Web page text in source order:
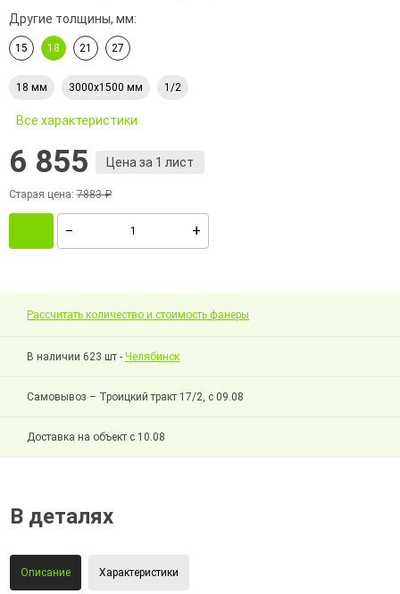
Другие толщины, мм:
15 18 21 27
18 мм 3000х1500 мм 1/2
Все характеристики
6 855 Цена за 1 лист
Старая цена: 7883 ₽
Рассчитать количество и стоимость фанеры
В наличии 623 шт - Челябинск
Самовывоз – Троицкий тракт 17/2, с 09.08
Доставка на объект с 10.08
В деталях
Описание Характеристики